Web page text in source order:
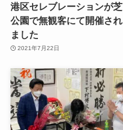
港区セレブレーションが芝
公園で無観客にて開催され
ました
2021年7月22日